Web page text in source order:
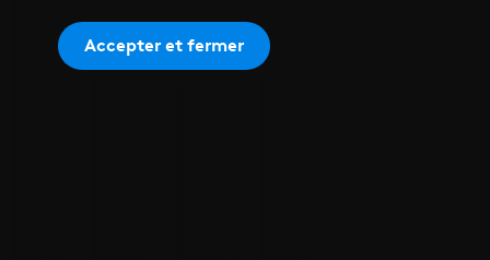
Accepter et fermer